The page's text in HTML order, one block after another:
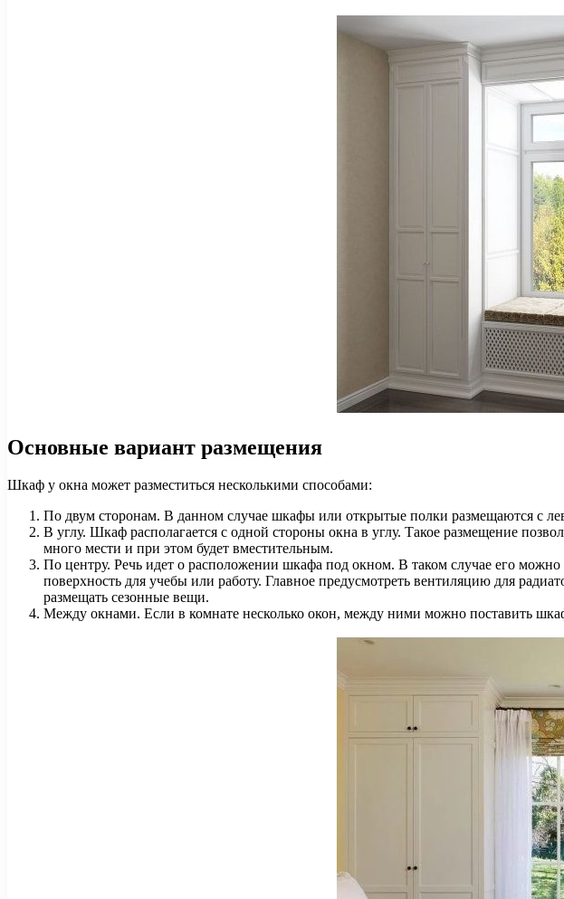
Основные вариант размещения
Шкаф у окна может разместиться несколькими способами:
По двум сторонам. В данном случае шкафы или открытые полки размещаются с
В углу. Шкаф располагается с одной стороны окна в углу. Такое размещение
много мести и при этом будет вместительным.
По центру. Речь идет о расположении шкафа под окном. В таком случае его
поверхность для учебы или работу. Главное предусмотреть вентиляцию для
размещать сезонные вещи.
Между окнами. Если в комнате несколько окон, между ними можно поставить